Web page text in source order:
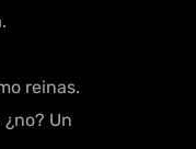
reinas.
Un